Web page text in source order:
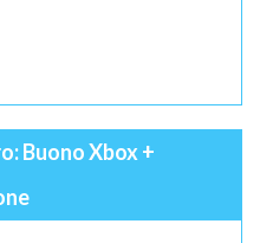
Buono Xbox +